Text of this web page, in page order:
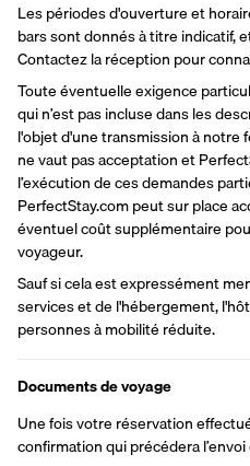
Les périodes d'ouverture et
bars sont donnés à titre indicatif,
Contactez la réception pour
Toute éventuelle exigence
qui n’est pas incluse dans les
l'objet d'une transmission à notre
ne vaut pas acceptation et
l’exécution de ces demandes
PerfectStay.com peut sur place
éventuel coût supplémentaire
voyageur.
Sauf si cela est expressément
services et de l'hébergement,
personnes à mobilité réduite.
Documents de voyage
Une fois votre réservation
confirmation qui précédera